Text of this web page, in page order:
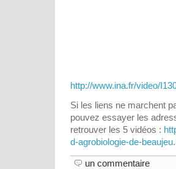
http://www.ina.fr/video/
Si les liens ne marchent
pouvez essayer les
retrouver les 5 vidéos :
d-agrobiologie-de-
un commentaire